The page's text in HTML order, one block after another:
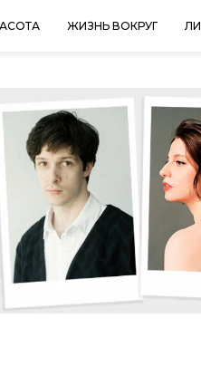
ЖИЗНЬ ВОКРУГ